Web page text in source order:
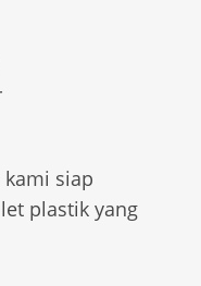
kami siap
plastik yang